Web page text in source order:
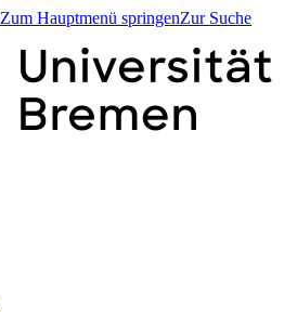
Zum Hauptmenü springenZur Suche